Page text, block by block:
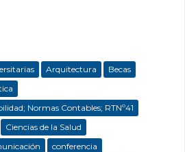
Arquitectura
Becas
Normas Contables; RTNº41
Ciencias de la Salud
conferencia